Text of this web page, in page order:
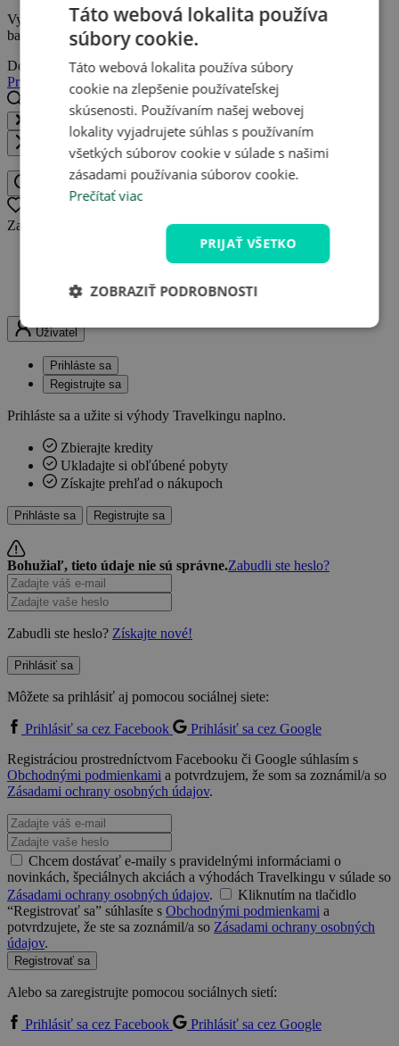
Vyberte si wellness pobyt s vírivkou, saunou alebo termálnym
bazénom a užite si zaslúžený oddych.
Doprajte si oddych
Prihláste sa
Registrujte sa
Hľadaj destináciu, hotel, zážitok
Zatiaľ nemáte žiadne obľúbené ponuky.
K ponukám sa môžete kedykoľvek vrátiť
Upozornenie na zmeny v ponukách
Uživatel
Prihláste sa
Registrujte sa
Prihláste sa a užite si výhody Travelkingu naplno.
Zbierajte kredity
Ukladajte si obľúbené pobyty
Získajte prehľad o nákupoch
Prihláste sa Registrujte sa
Bohužiaľ, tieto údaje nie sú správne.Zabudli ste heslo?
Zabudli ste heslo? Získajte nové!
Prihlásiť sa
Môžete sa prihlásiť aj pomocou sociálnej siete:
Prihlásiť sa cez Facebook
Prihlásiť sa cez Google
Registráciou prostredníctvom Facebooku či Google súhlasím s
Obchodnými podmienkami a potvrdzujem, že som sa zoznámil/a so
Zásadami ochrany osobných údajov.
Chcem dostávať e-maily s pravidelnými informáciami o
novinkách, špeciálnych akciách a výhodách Travelkingu v súlade so
Zásadami ochrany osobných údajov.
Kliknutím na tlačidlo
“Registrovať sa” súhlasíte s Obchodnými podmienkami a
potvrdzujete, že ste sa zoznámil/a so Zásadami ochrany osobných
údajov.
Registrovať sa
Alebo sa zaregistrujte pomocou sociálnych sietí:
Prihlásiť sa cez Facebook Prihlásiť sa cez Google
Táto webová lokalita používa
súbory cookie.
Táto webová lokalita používa súbory
cookie na zlepšenie používateľskej
skúsenosti. Používaním našej webovej
lokality vyjadrujete súhlas s používaním
všetkých súborov cookie v súlade s našimi
zásadami používania súborov cookie.
Prečítať viac
PRIJAŤ VŠETKO
ZOBRAZIŤ PODROBNOSTI